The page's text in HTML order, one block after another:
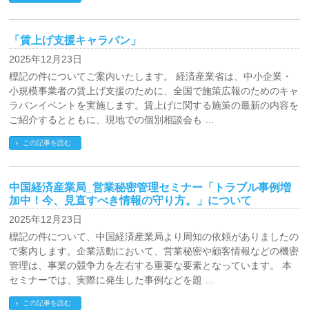
「賃上げ支援キャラバン」
2025年12月23日
標記の件についてご案内いたします。 経済産業省は、中小企業・
小規模事業者の賃上げ支援のために、全国で施策広報のためのキャ
ラバンイベントを実施します。賃上げに関する施策の最新の内容を
ご紹介するとともに、現地での個別相談会も …
この記事を読む
中国経済産業局_営業秘密管理セミナー「トラブル事例増
加中！今、見直すべき情報の守り方。」について
2025年12月23日
標記の件について、中国経済産業局より周知の依頼がありましたの
で案内します。企業活動において、営業秘密や顧客情報などの機密
管理は、事業の競争力を左右する重要な要素となっています。 本
セミナーでは、実際に発生した事例などを題 …
この記事を読む